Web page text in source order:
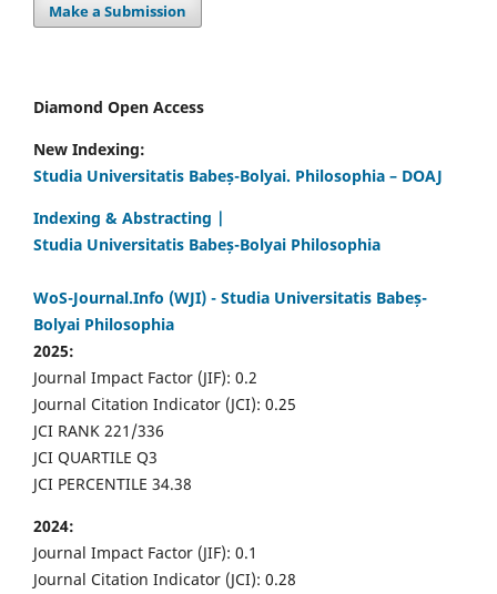
Make a Submission
Diamond Open Access
New Indexing:
Studia Universitatis Babeș-Bolyai. Philosophia – DOAJ
Indexing & Abstracting |
Studia Universitatis Babeș-Bolyai Philosophia
WoS-Journal.Info (WJI) - Studia Universitatis Babeș-
Bolyai Philosophia
2025:
Journal Impact Factor (JIF): 0.2
Journal Citation Indicator (JCI): 0.25
JCI RANK 221/336
JCI QUARTILE Q3
JCI PERCENTILE 34.38
2024:
Journal Impact Factor (JIF): 0.1
Journal Citation Indicator (JCI): 0.28